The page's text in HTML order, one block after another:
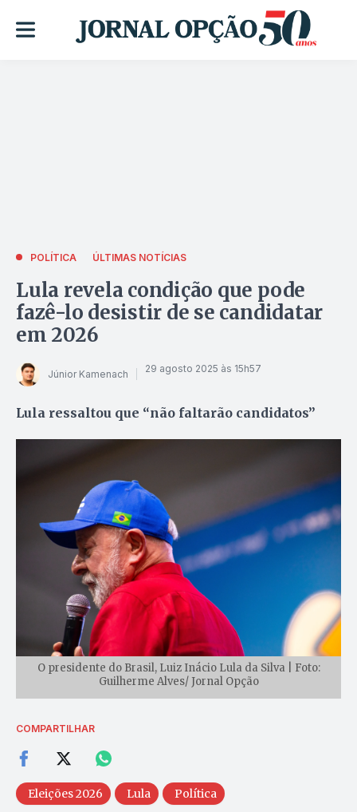
POLÍTICA ÚLTIMAS NOTÍCIAS
Lula revela condição que pode
fazê-lo desistir de se candidatar
em 2026
Júnior Kamenach 29 agosto 2025 às 15h57
Lula ressaltou que “não faltarão candidatos”
O presidente do Brasil, Luiz Inácio Lula da Silva | Foto:
Guilherme Alves/ Jornal Opção
COMPARTILHAR
Eleições 2026 Lula Política